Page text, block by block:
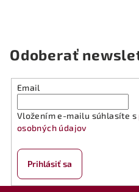
Odoberať
Email
Vložením e-mailu súhlasíte s
osobných údajov
Prihlásiť sa